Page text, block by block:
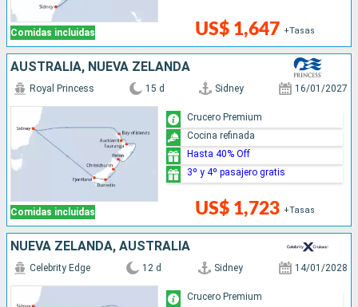
Comidas incluidas US$ 1,647 +Tasas
AUSTRALIA, NUEVA ZELANDA
Comidas incluidas
Royal Princess 15 d Sidney 16/01/2027
US$ 1,723 +Tasas
Crucero Premium
Cocina refinada
Hasta 40% Off
3º y 4º pasajero gratis
NUEVA ZELANDA, AUSTRALIA
Celebrity Edge 12 d Sidney 14/01/2028
Crucero Premium